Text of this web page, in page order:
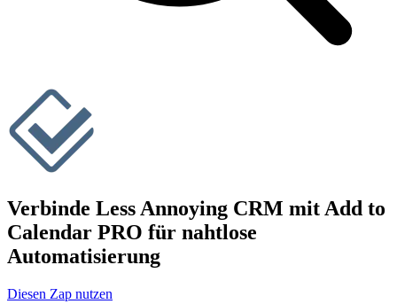
Verbinde Less Annoying CRM mit Add to
Calendar PRO für nahtlose
Automatisierung
Diesen Zap nutzen